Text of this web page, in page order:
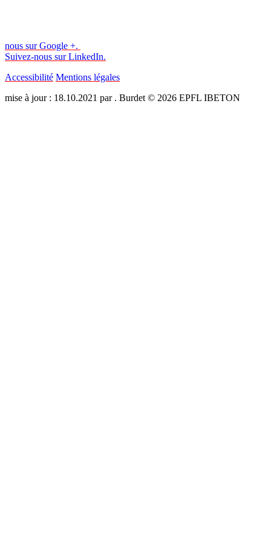
nous sur Google +.
Suivez-nous sur LinkedIn.
Accessibilité Mentions légales
mise à jour : 18.10.2021 par . Burdet © 2026 EPFL IBETON